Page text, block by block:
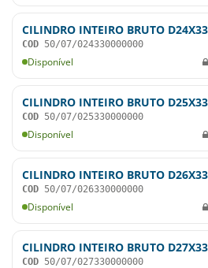
CILINDRO INTEIRO BRUTO
COD 50/07/024330000000
Disponível
CILINDRO INTEIRO BRUTO
COD 50/07/025330000000
Disponível
CILINDRO INTEIRO BRUTO
COD 50/07/026330000000
Disponível
CILINDRO INTEIRO BRUTO
COD 50/07/027330000000